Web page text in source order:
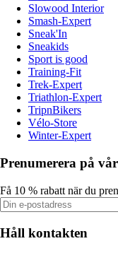
Slowood Interior
Smash-Expert
Sneak'In
Sneakids
Sport is good
Training-Fit
Trek-Expert
Triathlon-Expert
TripnBikers
Vélo-Store
Winter-Expert
Prenumerera på
Få 10 % rabatt när du
Håll kontakten